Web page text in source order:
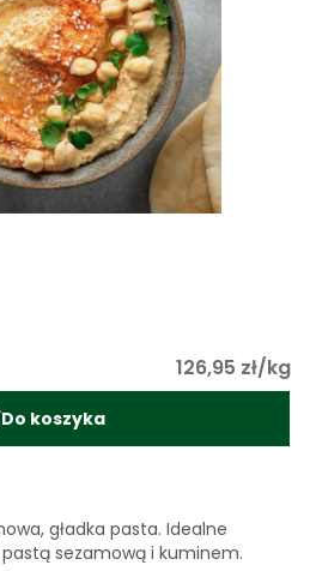
126,95 zł/kg
Do koszyka
gładka pasta. Idealne
sezamową i kuminem.